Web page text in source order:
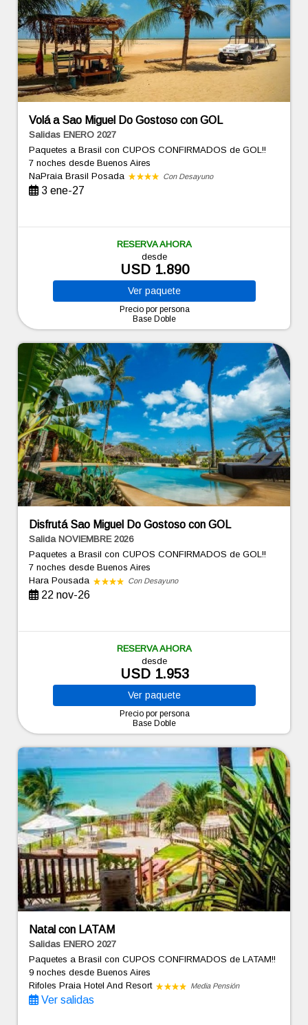
Volá a Sao Miguel Do Gostoso con GOL
Salidas ENERO 2027
Paquetes a Brasil con CUPOS CONFIRMADOS de GOL!!
7 nochesdesde Buenos Aires
NaPraia Brasil Posada
Con Desayuno
3 ene-27
RESERVA AHORA
desde
USD 1.890
Ver paquete
Precio por persona
Base Doble
Disfrutá Sao Miguel Do Gostoso con GOL
Salida NOVIEMBRE 2026
Paquetes a Brasil con CUPOS CONFIRMADOS de GOL!!
7 nochesdesde Buenos Aires
Hara Pousada
Con Desayuno
22 nov-26
RESERVA AHORA
desde
USD 1.953
Ver paquete
Precio por persona
Base Doble
Natal con LATAM
Salidas ENERO 2027
Paquetes a Brasil con CUPOS CONFIRMADOS de LATAM!!
9 nochesdesde Buenos Aires
Rifoles Praia Hotel And Resort
Media Pensión
Ver salidas